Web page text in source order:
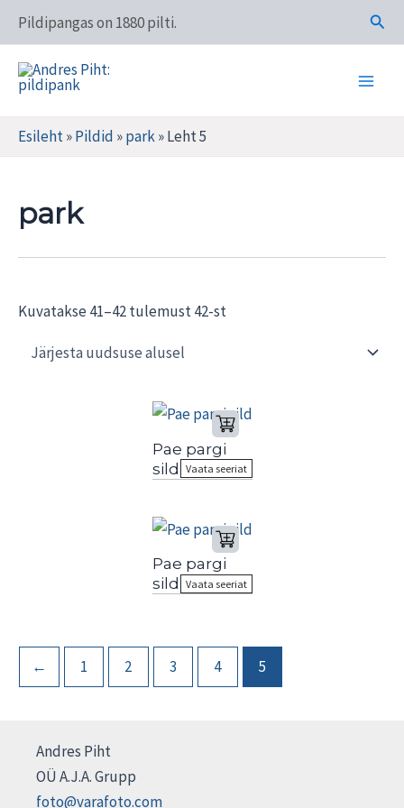
content
Pildipangas on 1880 pilti. Otsi
Andres Piht: pildipank
Esileht»Pildid »park»Leht 5
park
Kuvatakse 41–42 tulemust 42-st
Pae pargi
sild Vaata seeriat
Pae pargi
sild
Vaata seeriat
← 1 2 3 4 5
Andres Piht
OÜ A.J.A. Grupp
foto@varafoto.com